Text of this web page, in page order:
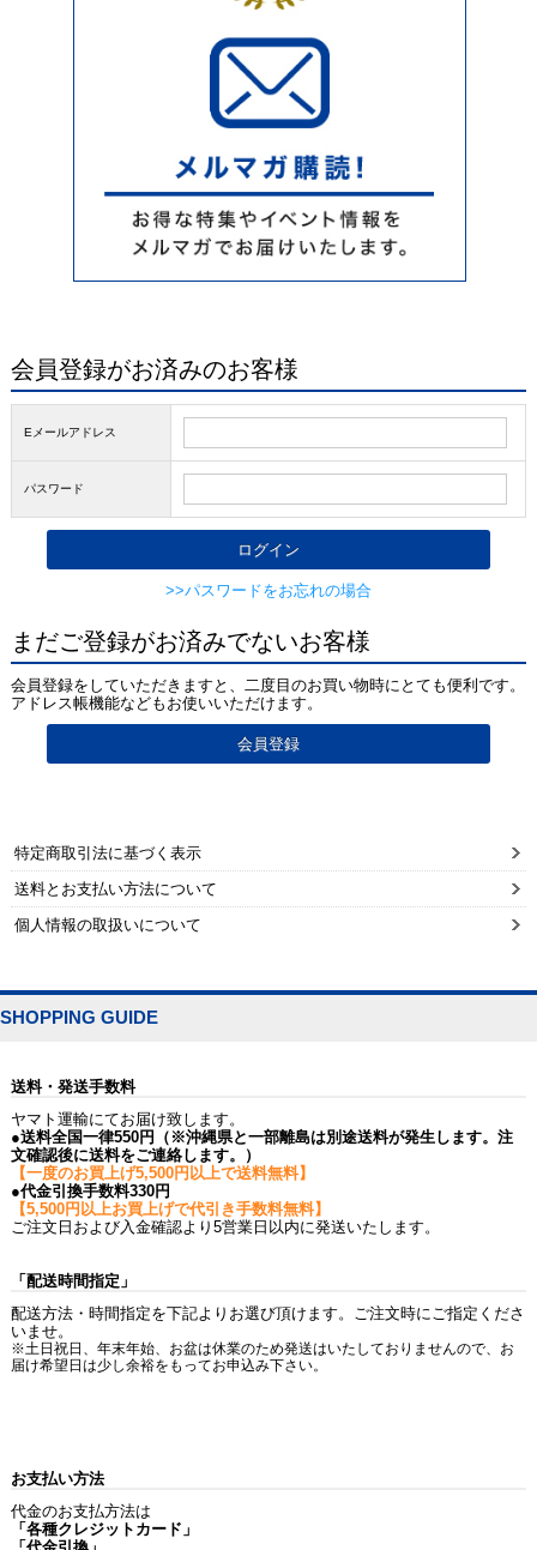
会員登録がお済みのお客様
Eメールアドレス
パスワード
>>パスワードをお忘れの場合
まだご登録がお済みでないお客様
会員登録をしていただきますと、二度目のお買い物時にとても便利です。
アドレス帳機能などもお使いいただけます。
特定商取引法に基づく表示
送料とお支払い方法について
個人情報の取扱いについて
SHOPPING GUIDE
送料・発送手数料
ヤマト運輸にてお届け致します。
●送料全国一律550円（※沖縄県と一部離島は別途送料が発生します。注
文確認後に送料をご連絡します。）
【一度のお買上げ5,500円以上で送料無料】
●代金引換手数料330円
【5,500円以上お買上げで代引き手数料無料】
ご注文日および入金確認より5営業日以内に発送いたします。
「配送時間指定」
配送方法・時間指定を下記よりお選び頂けます。ご注文時にご指定くださ
いませ。
※土日祝日、年末年始、お盆は休業のため発送はいたしておりませんので、お
届け希望日は少し余裕をもってお申込み下さい。
お支払い方法
代金のお支払方法は
「各種クレジットカード」